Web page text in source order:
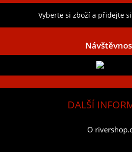
Vyberte si zboží a přidejte
DALŠÍ
O